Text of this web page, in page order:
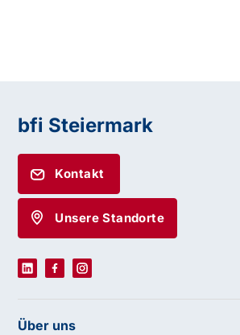
bfi Steiermark
Kontakt
Unsere Standorte
Über uns